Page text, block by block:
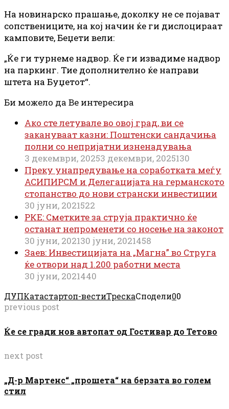
На новинарско прашање, доколку не се појават
сопствениците, на кој начин ќе ги дислоцираат
камповите, Беџети вели:
„Ќе ги турнеме надвор. Ќе ги извадиме надвор
на паркинг. Тие дополнително ќе направи
штета на Буџетот“.
Би можело да Ве интересира
Ако сте летувале во овој град, ви се
закануваат казни: Поштенски сандачиња
полни со непријатни изненадувања
3 декември, 20253 декември, 2025130
Преку унапредување на соработката меѓу
АСИПИРСМ и Делегацијата на германското
стопанство до нови странски инвестиции
30 јуни, 2021522
РКЕ: Сметките за струја практично ќе
останат непроменети со носење на законот
30 јуни, 202130 јуни, 2021458
Заев: Инвестицијата на „Магна” во Струга
ќе отвори над 1.200 работни места
30 јуни, 2021440
ДУПКатастартоп-вестиТрескаСподели00
previous post
Ќе се гради нов автопат од Гостивар до Тетово
next post
„Д-р Мартенс“ „прошета“ на берзата во голем
стил